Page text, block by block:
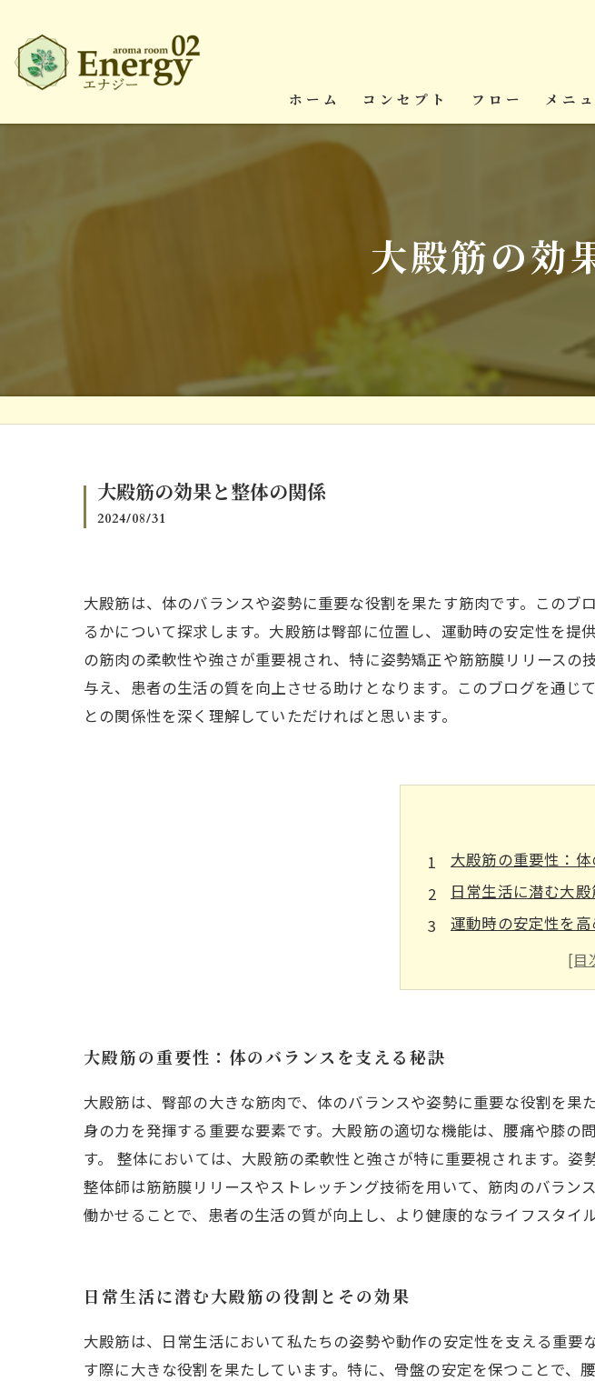
ホーム コンセプト フロー メニ
大殿筋の効
大殿筋の効果と整体の関係
2024/08/31
大殿筋は、体のバランスや姿勢に重要な役割を果たす筋肉です。この
るかについて探求します。大殿筋は臀部に位置し、運動時の安定性を
の筋肉の柔軟性や強さが重要視され、特に姿勢矯正や筋筋膜リリース
与え、患者の生活の質を向上させる助けとなります。このブログを通
との関係性を深く理解していただければと思います。
大殿筋の重要性：
日常生活に潜む大
運動時の安定性を
整体治療における
姿勢矯正と大殿筋
大殿筋の重要性：体のバランスを支える秘訣
大殿筋は、臀部の大きな筋肉で、体のバランスや姿勢に重要な役割を
身の力を発揮する重要な要素です。大殿筋の適切な機能は、腰痛や膝
す。 整体においては、大殿筋の柔軟性と強さが特に重要視されます。
整体師は筋筋膜リリースやストレッチング技術を用いて、筋肉のバラン
働かせることで、患者の生活の質が向上し、より健康的なライフスタイ
日常生活に潜む大殿筋の役割とその効果
大殿筋は、日常生活において私たちの姿勢や動作の安定性を支える重
す際に大きな役割を果たしています。特に、骨盤の安定を保つことで